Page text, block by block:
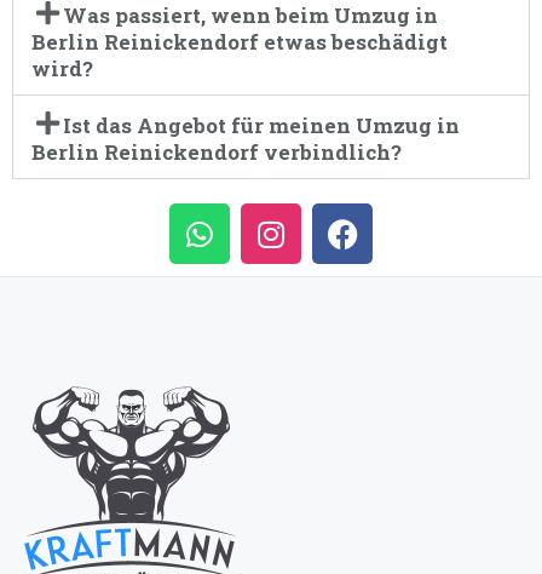
Was passiert, wenn beim Umzug in
Berlin Reinickendorf etwas beschädigt
wird?
Ist das Angebot für meinen Umzug in
Berlin Reinickendorf verbindlich?